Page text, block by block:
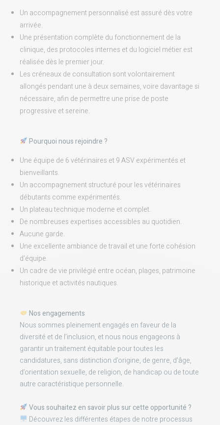
Un accompagnement personnalisé est assuré dès votre
arrivée.
Une présentation complète du fonctionnement de la
clinique, des protocoles internes et du logiciel métier est
réalisée dès le premier jour.
Les créneaux de consultation sont volontairement
allongés pendant une à deux semaines, voire davantage si
nécessaire, afin de permettre une prise de poste
progressive et sereine.
Pourquoi nous rejoindre ?
Une équipe de 6 vétérinaires et 9 ASV expérimentés et
bienveillants.
Un accompagnement structuré pour les vétérinaires
débutants comme expérimentés.
Un plateau technique moderne et complet.
De nombreuses expertises accessibles au quotidien.
Aucune garde.
Une excellente ambiance de travail et une forte cohésion
d’équipe.
Un cadre de vie privilégié entre océan, plages, patrimoine
historique et activités nautiques.
Nos engagements
Nous sommes pleinement engagés en faveur de la
diversité et de l’inclusion, et nous nous engageons à
garantir un traitement équitable pour toutes les
candidatures, sans distinction d’origine, de genre, d’âge,
d’orientation sexuelle, de religion, de handicap ou de toute
autre caractéristique personnelle.
Vous souhaitez en savoir plus sur cette opportunité ?
Découvrez les différentes étapes de notre processus